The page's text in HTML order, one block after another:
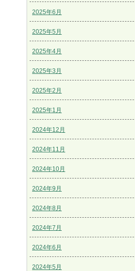
2025年6月
2025年5月
2025年4月
2025年3月
2025年2月
2025年1月
2024年12月
2024年11月
2024年10月
2024年9月
2024年8月
2024年7月
2024年6月
2024年5月